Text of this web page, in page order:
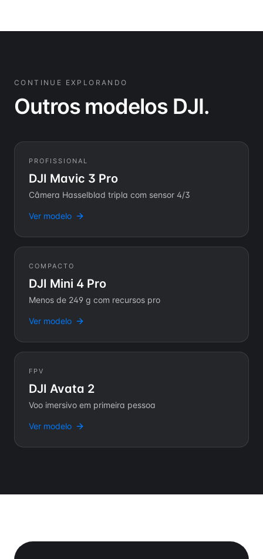
CONTINUE EXPLORANDO
Outros modelos DJI.
PROFISSIONAL
DJI Mavic 3 Pro
Câmera Hasselblad tripla com sensor 4/3
Ver modelo
COMPACTO
DJI Mini 4 Pro
Menos de 249 g com recursos pro
Ver modelo
FPV
DJI Avata 2
Voo imersivo em primeira pessoa
Ver modelo